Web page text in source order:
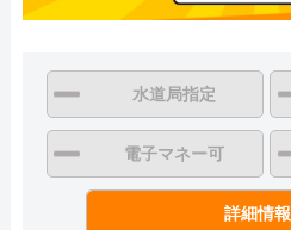
水道局指定
電子マネー可
詳細情報